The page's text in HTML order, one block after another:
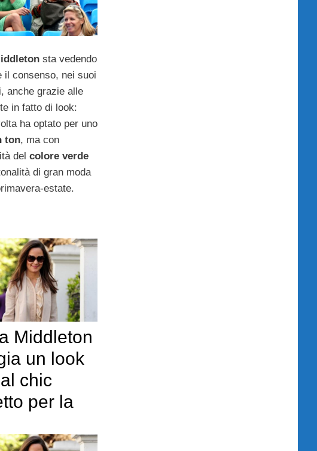
sta vedendo
il consenso, nei suoi
anche grazie alle
in fatto di look:
ha optato per uno
ton, ma con
del colore verde
di gran moda
estate.
Middleton
un look
chic
per la